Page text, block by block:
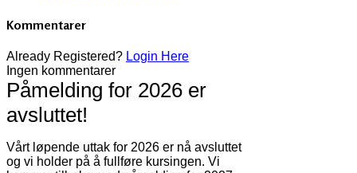
Kommentarer
Already Registered? Login Here
Ingen kommentarer
Påmelding for 2026 er
avsluttet!
Vårt løpende uttak for 2026 er nå avsluttet
og vi holder på å fullføre kursingen. Vi